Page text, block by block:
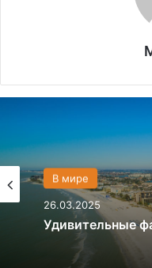
В мире
26.03.2025
Политика
28.03.2024
Что если,
президентом